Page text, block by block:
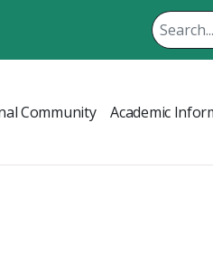
Community Academic